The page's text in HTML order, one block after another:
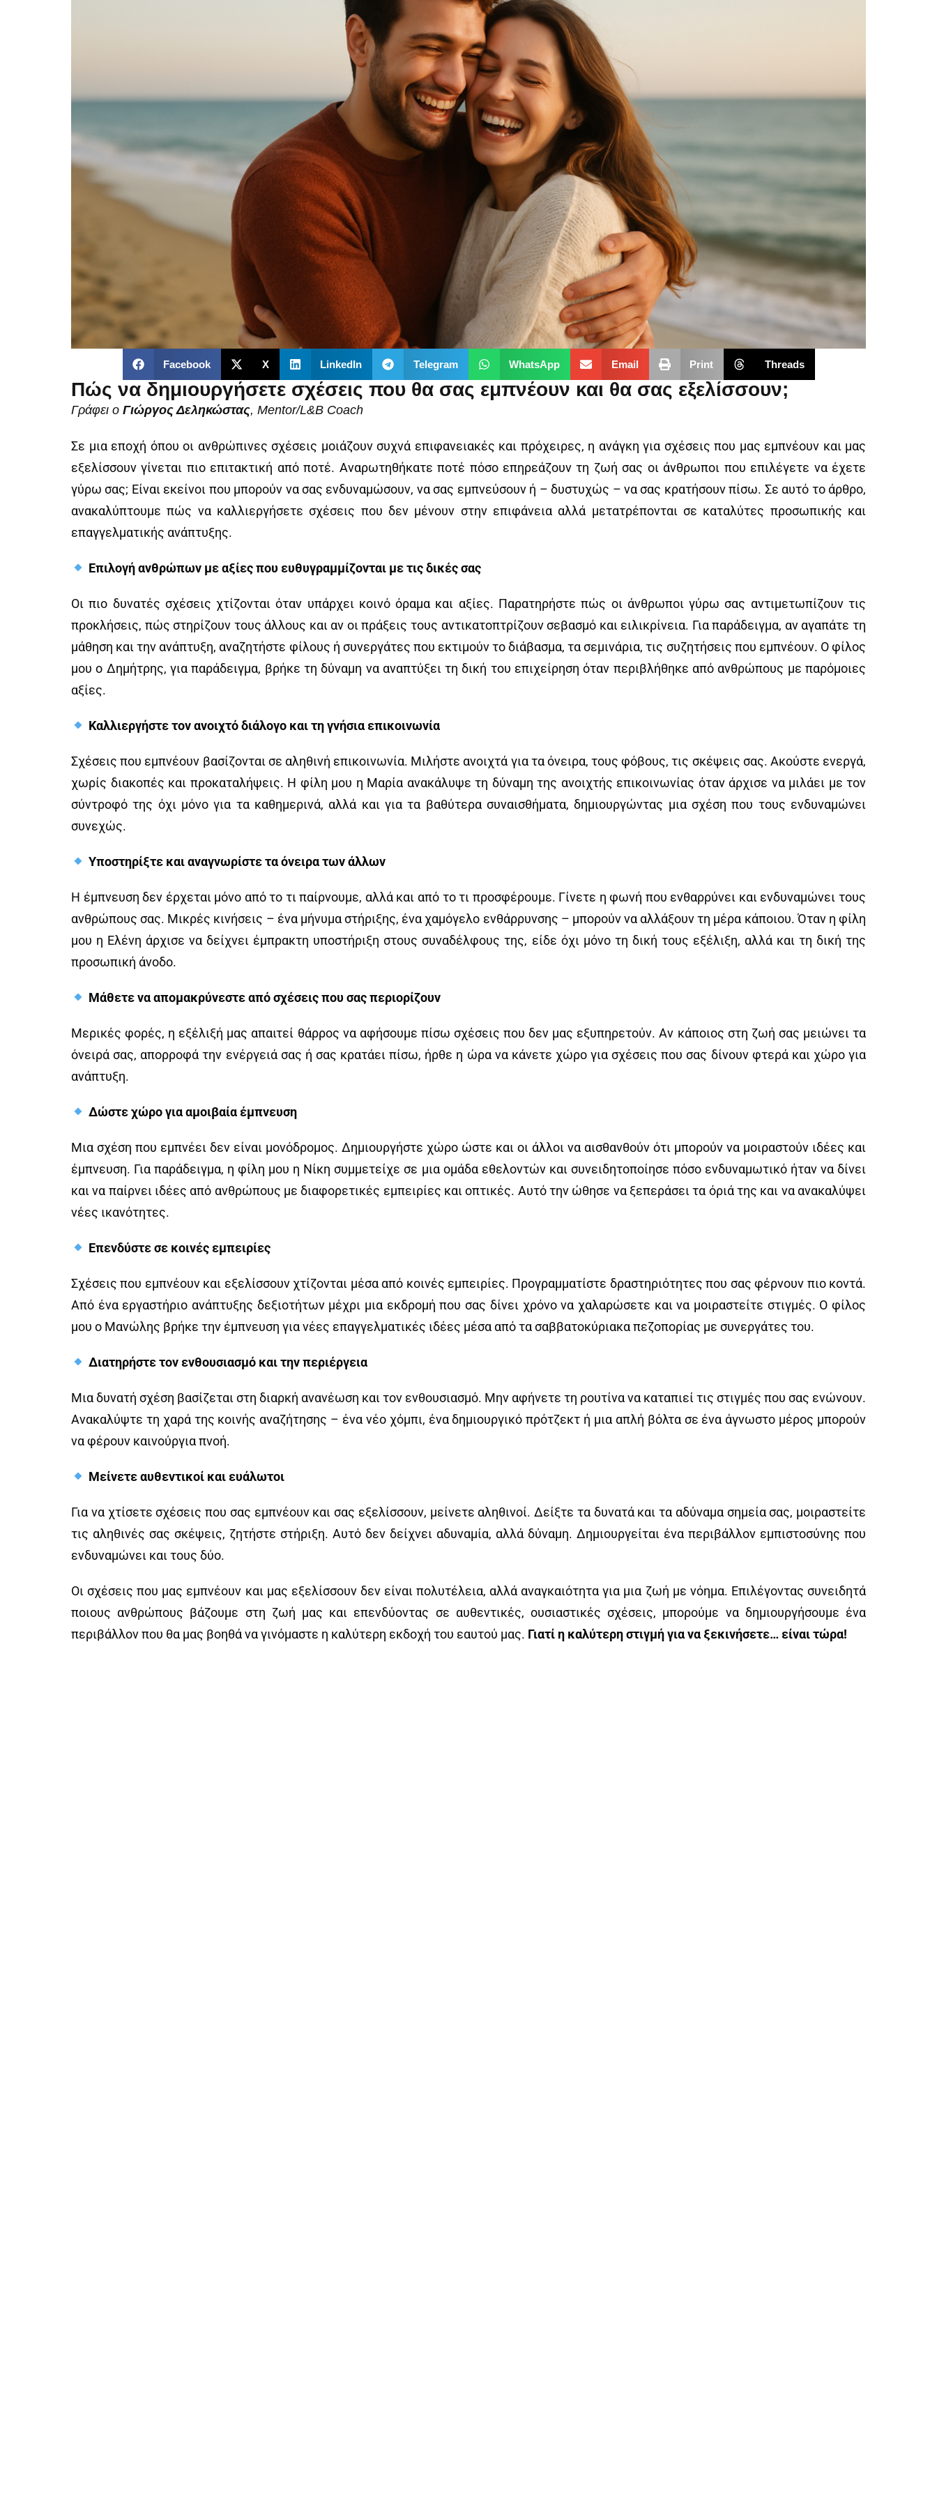
Facebook X LinkedIn Telegram WhatsApp Email Print Threads
Πώς να δημιουργήσετε σχέσεις που θα σας εμπνέουν και θα σας εξελίσσουν;
Γράφει ο Γιώργος Δεληκώστας, Mentor/L&B Coach
Σε μια εποχή όπου οι ανθρώπινες σχέσεις μοιάζουν συχνά επιφανειακές και πρόχειρες, η ανάγκη για σχέσεις που μας εμπνέουν και μας
εξελίσσουν γίνεται πιο επιτακτική από ποτέ. Αναρωτηθήκατε ποτέ πόσο επηρεάζουν τη ζωή σας οι άνθρωποι που επιλέγετε να έχετε
γύρω σας; Είναι εκείνοι που μπορούν να σας ενδυναμώσουν, να σας εμπνεύσουν ή – δυστυχώς – να σας κρατήσουν πίσω. Σε αυτό το άρθρο,
ανακαλύπτουμε πώς να καλλιεργήσετε σχέσεις που δεν μένουν στην επιφάνεια αλλά μετατρέπονται σε καταλύτες προσωπικής και
επαγγελματικής ανάπτυξης.
Επιλογή ανθρώπων με αξίες που ευθυγραμμίζονται με τις δικές σας
Οι πιο δυνατές σχέσεις χτίζονται όταν υπάρχει κοινό όραμα και αξίες. Παρατηρήστε πώς οι άνθρωποι γύρω σας αντιμετωπίζουν τις
προκλήσεις, πώς στηρίζουν τους άλλους και αν οι πράξεις τους αντικατοπτρίζουν σεβασμό και ειλικρίνεια. Για παράδειγμα, αν αγαπάτε τη
μάθηση και την ανάπτυξη, αναζητήστε φίλους ή συνεργάτες που εκτιμούν το διάβασμα, τα σεμινάρια, τις συζητήσεις που εμπνέουν. Ο φίλος
μου ο Δημήτρης, για παράδειγμα, βρήκε τη δύναμη να αναπτύξει τη δική του επιχείρηση όταν περιβλήθηκε από ανθρώπους με παρόμοιες
αξίες.
Καλλιεργήστε τον ανοιχτό διάλογο και τη γνήσια επικοινωνία
Σχέσεις που εμπνέουν βασίζονται σε αληθινή επικοινωνία. Μιλήστε ανοιχτά για τα όνειρα, τους φόβους, τις σκέψεις σας. Ακούστε ενεργά,
χωρίς διακοπές και προκαταλήψεις. Η φίλη μου η Μαρία ανακάλυψε τη δύναμη της ανοιχτής επικοινωνίας όταν άρχισε να μιλάει με τον
σύντροφό της όχι μόνο για τα καθημερινά, αλλά και για τα βαθύτερα συναισθήματα, δημιουργώντας μια σχέση που τους ενδυναμώνει
συνεχώς.
Υποστηρίξτε και αναγνωρίστε τα όνειρα των άλλων
Η έμπνευση δεν έρχεται μόνο από το τι παίρνουμε, αλλά και από το τι προσφέρουμε. Γίνετε η φωνή που ενθαρρύνει και ενδυναμώνει τους
ανθρώπους σας. Μικρές κινήσεις – ένα μήνυμα στήριξης, ένα χαμόγελο ενθάρρυνσης – μπορούν να αλλάξουν τη μέρα κάποιου. Όταν η φίλη
μου η Ελένη άρχισε να δείχνει έμπρακτη υποστήριξη στους συναδέλφους της, είδε όχι μόνο τη δική τους εξέλιξη, αλλά και τη δική της
προσωπική άνοδο.
Μάθετε να απομακρύνεστε από σχέσεις που σας περιορίζουν
Μερικές φορές, η εξέλιξή μας απαιτεί θάρρος να αφήσουμε πίσω σχέσεις που δεν μας εξυπηρετούν. Αν κάποιος στη ζωή σας μειώνει τα
όνειρά σας, απορροφά την ενέργειά σας ή σας κρατάει πίσω, ήρθε η ώρα να κάνετε χώρο για σχέσεις που σας δίνουν φτερά και χώρο για
ανάπτυξη.
Δώστε χώρο για αμοιβαία έμπνευση
Μια σχέση που εμπνέει δεν είναι μονόδρομος. Δημιουργήστε χώρο ώστε και οι άλλοι να αισθανθούν ότι μπορούν να μοιραστούν ιδέες και
έμπνευση. Για παράδειγμα, η φίλη μου η Νίκη συμμετείχε σε μια ομάδα εθελοντών και συνειδητοποίησε πόσο ενδυναμωτικό ήταν να δίνει
και να παίρνει ιδέες από ανθρώπους με διαφορετικές εμπειρίες και οπτικές. Αυτό την ώθησε να ξεπεράσει τα όριά της και να ανακαλύψει
νέες ικανότητες.
Επενδύστε σε κοινές εμπειρίες
Σχέσεις που εμπνέουν και εξελίσσουν χτίζονται μέσα από κοινές εμπειρίες. Προγραμματίστε δραστηριότητες που σας φέρνουν πιο κοντά.
Από ένα εργαστήριο ανάπτυξης δεξιοτήτων μέχρι μια εκδρομή που σας δίνει χρόνο να χαλαρώσετε και να μοιραστείτε στιγμές. Ο φίλος
μου ο Μανώλης βρήκε την έμπνευση για νέες επαγγελματικές ιδέες μέσα από τα σαββατοκύριακα πεζοπορίας με συνεργάτες του.
Διατηρήστε τον ενθουσιασμό και την περιέργεια
Μια δυνατή σχέση βασίζεται στη διαρκή ανανέωση και τον ενθουσιασμό. Μην αφήνετε τη ρουτίνα να καταπιεί τις στιγμές που σας ενώνουν.
Ανακαλύψτε τη χαρά της κοινής αναζήτησης – ένα νέο χόμπι, ένα δημιουργικό πρότζεκτ ή μια απλή βόλτα σε ένα άγνωστο μέρος μπορούν
να φέρουν καινούργια πνοή.
Μείνετε αυθεντικοί και ευάλωτοι
Για να χτίσετε σχέσεις που σας εμπνέουν και σας εξελίσσουν, μείνετε αληθινοί. Δείξτε τα δυνατά και τα αδύναμα σημεία σας, μοιραστείτε
τις αληθινές σας σκέψεις, ζητήστε στήριξη. Αυτό δεν δείχνει αδυναμία, αλλά δύναμη. Δημιουργείται ένα περιβάλλον εμπιστοσύνης που
ενδυναμώνει και τους δύο.
Οι σχέσεις που μας εμπνέουν και μας εξελίσσουν δεν είναι πολυτέλεια, αλλά αναγκαιότητα για μια ζωή με νόημα. Επιλέγοντας συνειδητά
ποιους ανθρώπους βάζουμε στη ζωή μας και επενδύοντας σε αυθεντικές, ουσιαστικές σχέσεις, μπορούμε να δημιουργήσουμε ένα
περιβάλλον που θα μας βοηθά να γινόμαστε η καλύτερη εκδοχή του εαυτού μας. Γιατί η καλύτερη στιγμή για να ξεκινήσετε… είναι τώρα!